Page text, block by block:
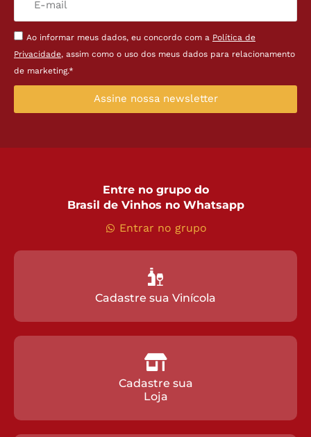
Ao informar meus dados, eu concordo com a Política de
Privacidade, assim como o uso dos meus dados para relacionamento
de marketing.*
Assine nossa newsletter
Entre no grupo do
Brasil de Vinhos no Whatsapp
Entrar no grupo
Cadastre sua Vinícola
Cadastre sua
Loja